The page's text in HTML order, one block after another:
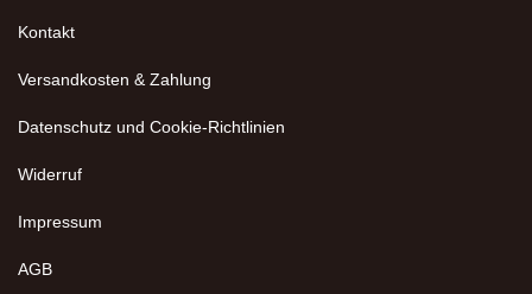
Kontakt
Versandkosten & Zahlung
Datenschutz und Cookie-Richtlinien
Widerruf
Impressum
AGB